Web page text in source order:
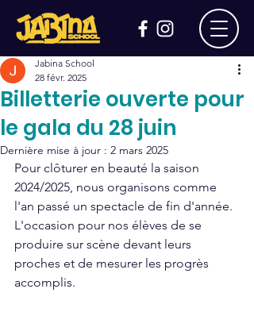
Billetterie ouverte pour
le gala du 28 juin
Jabina School
28 févr. 2025
Dernière mise à jour : 2 mars 2025
Pour clôturer en beauté la saison
2024/2025, nous organisons comme
l'an passé un spectacle de fin d'année.
L'occasion pour nos élèves de se
produire sur scène devant leurs
proches et de mesurer les progrès
accomplis.